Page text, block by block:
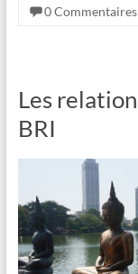
0 Commentaires
Les
BRI